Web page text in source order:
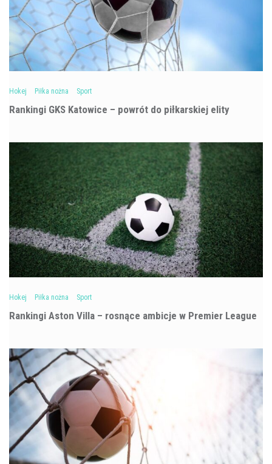
Hokej Piłka nożna Sport
Rankingi GKS Katowice – powrót do piłkarskiej elity
Hokej Piłka nożna Sport
Rankingi Aston Villa – rosnące ambicje w Premier League